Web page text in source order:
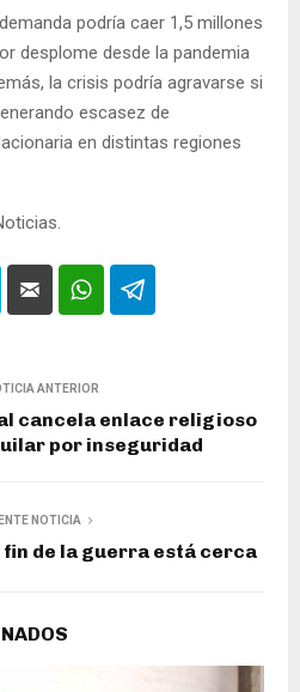
podría caer 1,5 millones
desplome desde la pandemia
la crisis podría agravarse si
escasez de
en distintas regiones
ANTERIOR
cancela enlace religioso
por inseguridad
NOTICIA
de la guerra está cerca